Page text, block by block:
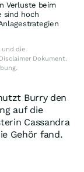
Verluste beim
sind hoch
und die
Dokument.
Burry den
auf die
Cassandra
Gehör fand.